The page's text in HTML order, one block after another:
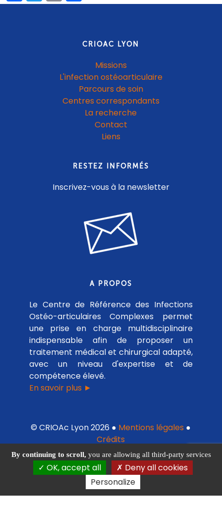
CRIOAC LYON
Missions
L'infection ostéoarticulaire
Parcours de soin
Centres correspondants
La recherche
Contact
Liens
RESTEZ INFORMÉS
Inscrivez-vous à la newsletter
A PROPOS
Le Centre de Référence des Infections
Ostéo-articulaires Complexes permet
une prise en charge multidisciplinaire
indispensable afin de proposer un
traitement médical et chirurgical adapté,
avec un niveau d'expertise et de
compétence élevé.
En savoir plus ►
© CRIOAc Lyon 2026 ● Mentions légales ●
Crédits
By continuing to scroll, you are allowing all third-party services
OK, accept all
Deny all cookies
Personalize